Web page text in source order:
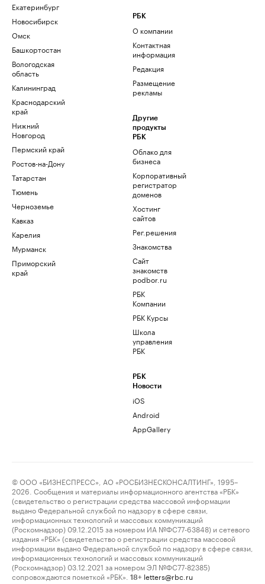
Екатеринбург
Новосибирск
Омск
Башкортостан
Вологодская
область
Калининград
Краснодарский
край
Нижний
Новгород
Пермский край
Ростов-на-Дону
Татарстан
Тюмень
Черноземье
Кавказ
Карелия
Мурманск
Приморский
край
РБК
О компании
Контактная
информация
Редакция
Размещение
рекламы
Другие
продукты
РБК
Облако для
бизнеса
Корпоративный
регистратор
доменов
Хостинг
сайтов
Рег.решения
Знакомства
Сайт
знакомств
podbor.ru
РБК
Компании
РБК Курсы
Школа
управления
РБК
РБК
Новости
iOS
Android
AppGallery
© ООО «БИЗНЕСПРЕСС», АО «РОСБИЗНЕСКОНСАЛТИНГ», 1995–
2026. Сообщения и материалы информационного агентства «РБК»
(свидетельство о регистрации средства массовой информации
выдано Федеральной службой по надзору в сфере связи,
информационных технологий и массовых коммуникаций
(Роскомнадзор) 09.12.2015 за номером ИА №ФС77-63848) и сетевого
издания «РБК» (свидетельство о регистрации средства массовой
информации выдано Федеральной службой по надзору в сфере связи,
информационных технологий и массовых коммуникаций
(Роскомнадзор) 03.12.2021 за номером ЭЛ №ФС77-82385)
сопровождаются пометкой «РБК».
18+ letters@rbc.ru